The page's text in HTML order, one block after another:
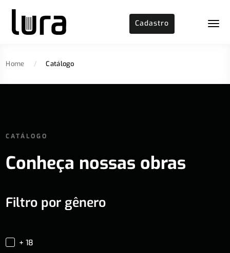
Cadastro
Home / Catálogo
CATÁLOGO
Conheça nossas obras
Filtro por gênero
+ 18